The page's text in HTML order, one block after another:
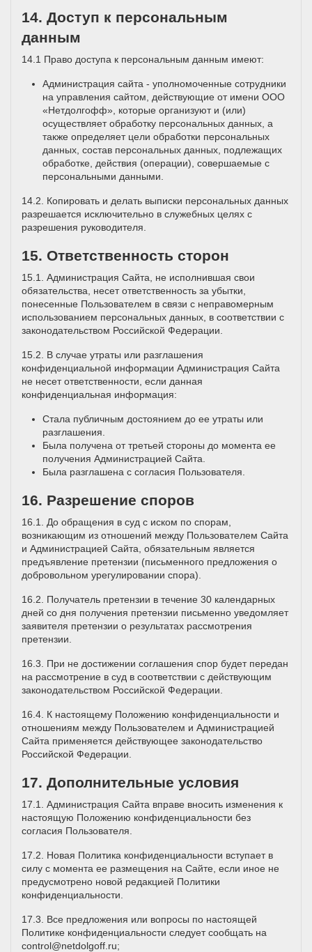
14. Доступ к персональным
данным
14.1 Право доступа к персональным данным имеют:
Администрация сайта - уполномоченные сотрудники
на управления сайтом, действующие от имени ООО
«Нетдолгофф», которые организуют и (или)
осуществляет обработку персональных данных, а
также определяет цели обработки персональных
данных, состав персональных данных, подлежащих
обработке, действия (операции), совершаемые с
персональными данными.
14.2. Копировать и делать выписки персональных данных
разрешается исключительно в служебных целях с
разрешения руководителя.
15. Ответственность сторон
15.1. Администрация Сайта, не исполнившая свои
обязательства, несет ответственность за убытки,
понесенные Пользователем в связи с неправомерным
использованием персональных данных, в соответствии с
законодательством Российской Федерации.
15.2. В случае утраты или разглашения
конфиденциальной информации Администрация Сайта
не несет ответственности, если данная
конфиденциальная информация:
Стала публичным достоянием до ее утраты или
разглашения.
Была получена от третьей стороны до момента ее
получения Администрацией Сайта.
Была разглашена с согласия Пользователя.
16. Разрешение споров
16.1. До обращения в суд с иском по спорам,
возникающим из отношений между Пользователем Сайта
и Администрацией Сайта, обязательным является
предъявление претензии (письменного предложения о
добровольном урегулировании спора).
16.2. Получатель претензии в течение 30 календарных
дней со дня получения претензии письменно уведомляет
заявителя претензии о результатах рассмотрения
претензии.
16.3. При не достижении соглашения спор будет передан
на рассмотрение в суд в соответствии с действующим
законодательством Российской Федерации.
16.4. К настоящему Положению конфиденциальности и
отношениям между Пользователем и Администрацией
Сайта применяется действующее законодательство
Российской Федерации.
17. Дополнительные условия
17.1. Администрация Сайта вправе вносить изменения к
настоящую Положению конфиденциальности без
согласия Пользователя.
17.2. Новая Политика конфиденциальности вступает в
силу с момента ее размещения на Сайте, если иное не
предусмотрено новой редакцией Политики
конфиденциальности.
17.3. Все предложения или вопросы по настоящей
Политике конфиденциальности следует сообщать на
control@netdolgoff.ru;